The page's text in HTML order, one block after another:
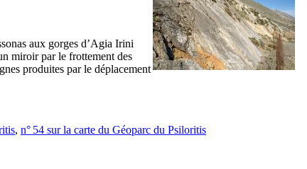
aux gorges d’Agia Irini
miroir par le frottement des
produites par le déplacement
, n° 54 sur la carte du Géoparc du Psiloritis